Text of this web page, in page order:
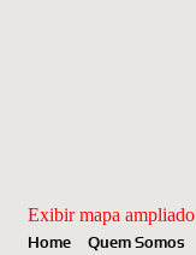
Exibir mapa ampliado
Home Quem Somos